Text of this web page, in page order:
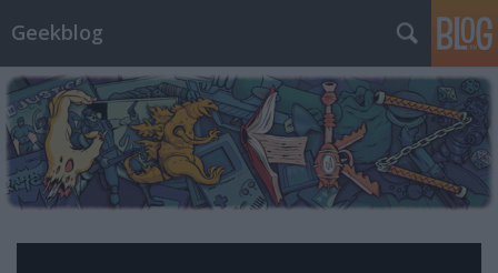
Geekblog